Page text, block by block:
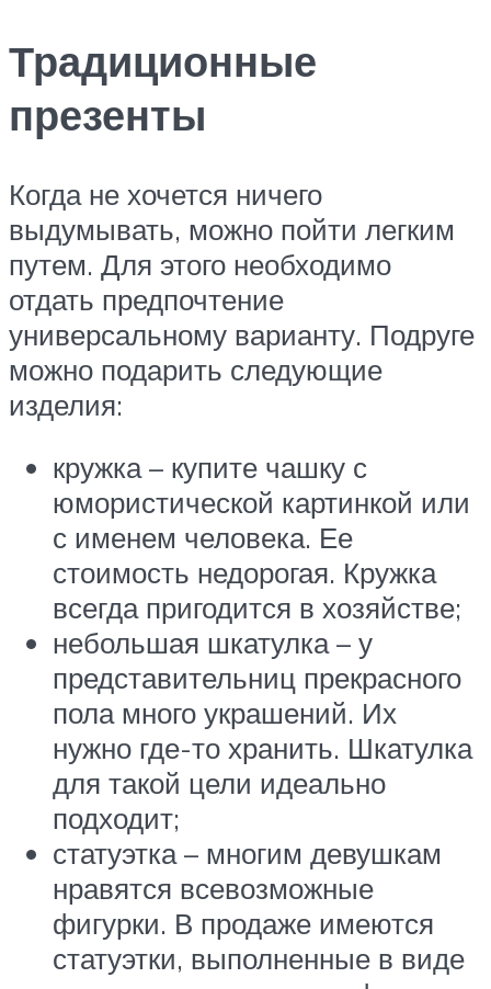
Традиционные
презенты
Когда не хочется ничего
выдумывать, можно пойти легким
путем. Для этого необходимо
отдать предпочтение
универсальному варианту. Подруге
можно подарить следующие
изделия:
кружка – купите чашку с
юмористической картинкой или
с именем человека. Ее
стоимость недорогая. Кружка
всегда пригодится в хозяйстве;
небольшая шкатулка – у
представительниц прекрасного
пола много украшений. Их
нужно где-то хранить. Шкатулка
для такой цели идеально
подходит;
статуэтка – многим девушкам
нравятся всевозможные
фигурки. В продаже имеются
статуэтки, выполненные в виде